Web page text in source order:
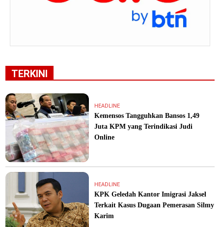
TERKINI
HEADLINE
Kemensos Tangguhkan Bansos 1,49
Juta KPM yang Terindikasi Judi
Online
HEADLINE
KPK Geledah Kantor Imigrasi Jaksel
Terkait Kasus Dugaan Pemerasan Silmy
Karim